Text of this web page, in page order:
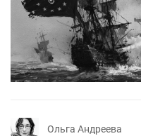
Ольга Андреева